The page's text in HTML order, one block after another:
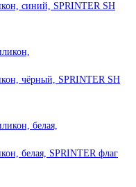
синий, SPRINTER SH
чёрный, SPRINTER SH
белая, SPRINTER флаг